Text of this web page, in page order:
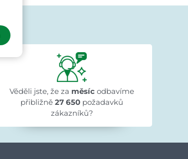
Ivana Ježková
před 1 dnem
★★★★★
★★★★★
★★★★★
"Přehlednost stránek a rychlé dodání."
Věděli jste, že za měsíc odbavíme
přibližně27 650 požadavků
zákazníků?